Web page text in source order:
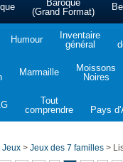
Baroque
(Grand Format)
Humour
Inventaire
général
Marmaille
Moissons
Noires
Tout
comprendre
Pays
Jeux > Jeux des 7 familles >